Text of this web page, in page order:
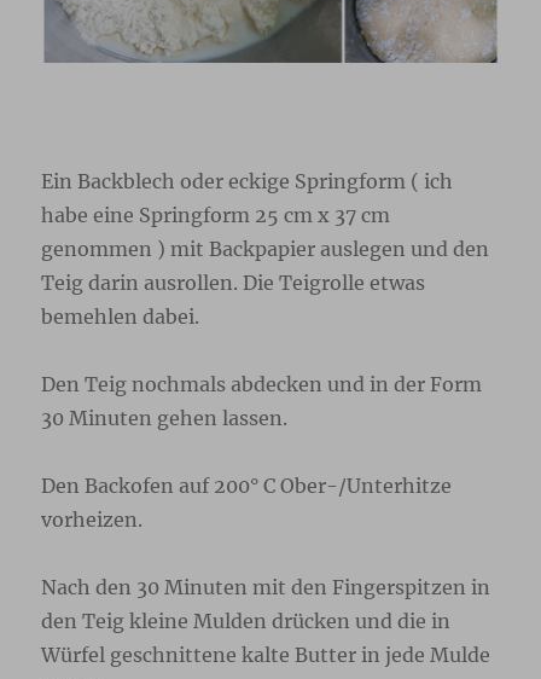
Ein Backblech oder eckige Springform ( ich
habe eine Springform 25 cm x 37 cm
genommen ) mit Backpapier auslegen und den
Teig darin ausrollen. Die Teigrolle etwas
bemehlen dabei.
Den Teig nochmals abdecken und in der Form
30 Minuten gehen lassen.
Den Backofen auf 200° C Ober-/Unterhitze
vorheizen.
Nach den 30 Minuten mit den Fingerspitzen in
den Teig kleine Mulden drücken und die in
Würfel geschnittene kalte Butter in jede Mulde